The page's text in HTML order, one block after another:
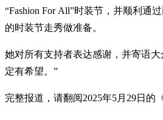
“Fashion For All”时装节，并顺利通
的时装节走秀做准备。
她对所有支持者表达感谢，并寄语
定有希望。”
完整报道，请翻阅2025年5月29日